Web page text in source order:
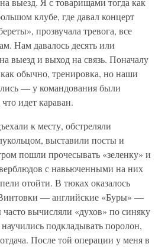
клубе, где давал концерт
прозвучала тревога, все
Нам давалось десять или
выезд и выход на связь. Поначалу
обычно, тренировка, но наши
— у командования были
идет караван.
к месту, обстреляли
выставили посты и
пошли прочесывать «зеленку» и
с навьюченными на них
отойти. В тюках оказалось
— английские «Буры» —
вычисляли «духов» по синяку
подкладывать поролон,
После той операции у меня в